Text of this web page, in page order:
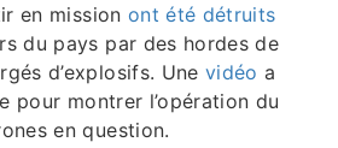
en mission ont été détruits
du pays par des hordes de
d’explosifs. Unevidéo a
pour montrer l’opération du
en question.